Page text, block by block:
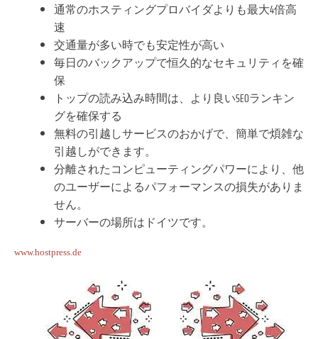
通常のホスティングプロバイダよりも最大4倍高
速
交通量が多い時でも安定性が高い
毎日のバックアップで恒久的なセキュリティを確
保
トップの読み込み時間は、より良いSEOランキン
グを確保する
無料の引越しサービスのおかげで、簡単で煩雑な
引越しができます。
分離されたコンピューティングパワーにより、他
のユーザーによるパフォーマンスの損失がありま
せん。
サーバーの場所はドイツです。
www.hostpress.de